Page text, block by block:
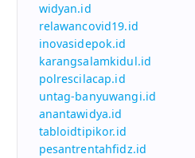
widyan.id
relawancovid19.id
inovasidepok.id
karangsalamkidul.id
polrescilacap.id
untag-banyuwangi.id
anantawidya.id
tabloidtipikor.id
pesantrentahfidz.id